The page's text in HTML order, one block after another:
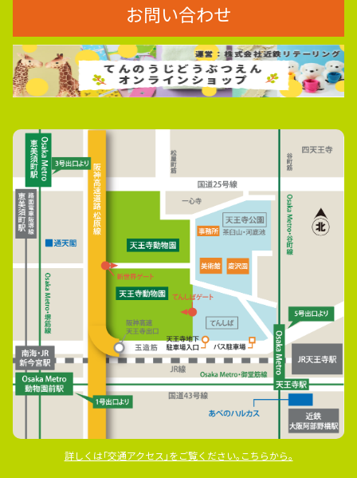
お問い合わせ
詳しくは｢交通アクセス｣をご覧ください｡こちらから｡